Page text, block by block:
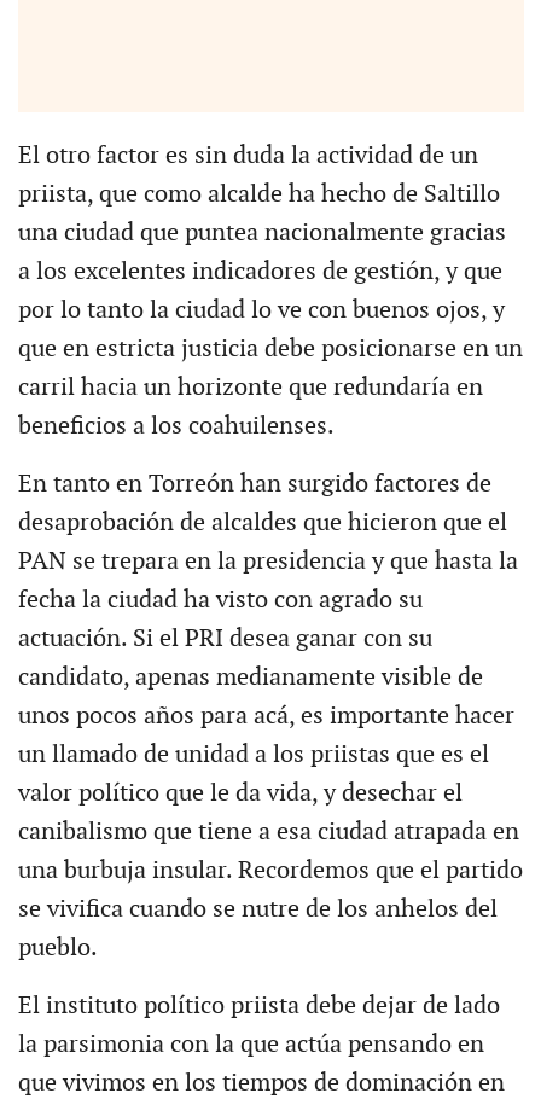
El otro factor es sin duda la actividad de un
priista, que como alcalde ha hecho de Saltillo
una ciudad que puntea nacionalmente gracias
a los excelentes indicadores de gestión, y que
por lo tanto la ciudad lo ve con buenos ojos, y
que en estricta justicia debe posicionarse en un
carril hacia un horizonte que redundaría en
beneficios a los coahuilenses.
En tanto en Torreón han surgido factores de
desaprobación de alcaldes que hicieron que el
PAN se trepara en la presidencia y que hasta la
fecha la ciudad ha visto con agrado su
actuación. Si el PRI desea ganar con su
candidato, apenas medianamente visible de
unos pocos años para acá, es importante hacer
un llamado de unidad a los priistas que es el
valor político que le da vida, y desechar el
canibalismo que tiene a esa ciudad atrapada en
una burbuja insular. Recordemos que el partido
se vivifica cuando se nutre de los anhelos del
pueblo.
El instituto político priista debe dejar de lado
la parsimonia con la que actúa pensando en
que vivimos en los tiempos de dominación en